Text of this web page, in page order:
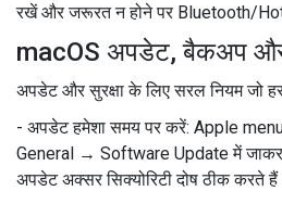
रखें और जरूरत न होने पर Bluetooth/
macOS अपडेट, बैकअप और
अपडेट और सुरक्षा के लिए सरल नियम जो
- अपडेट हमेशा समय पर करें: Apple
General → Software Update में
अपडेट अक्सर सिक्योरिटी दोष ठीक करते